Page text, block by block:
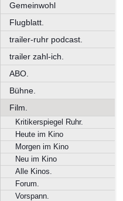
Gemeinwohl
Flugblatt.
trailer-ruhr podcast.
trailer zahl-ich.
ABO.
Bühne.
Film.
Kritikerspiegel Ruhr.
Heute im Kino
Morgen im Kino
Neu im Kino
Alle Kinos.
Forum.
Vorspann.